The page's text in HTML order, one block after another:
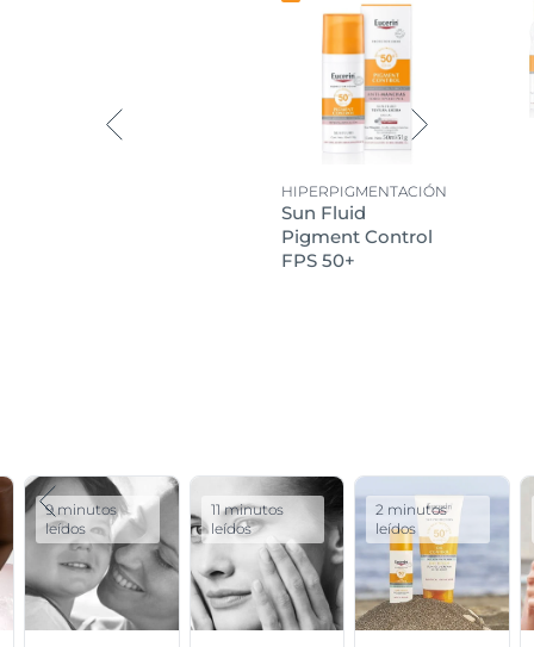
HIPERPIGMENTACIÓN
Sun Fluid
Pigment Control
FPS 50+
9 minutos
leídos
11 minutos
leídos
2 minutos
leídos